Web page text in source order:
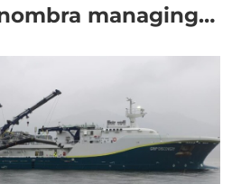
managing